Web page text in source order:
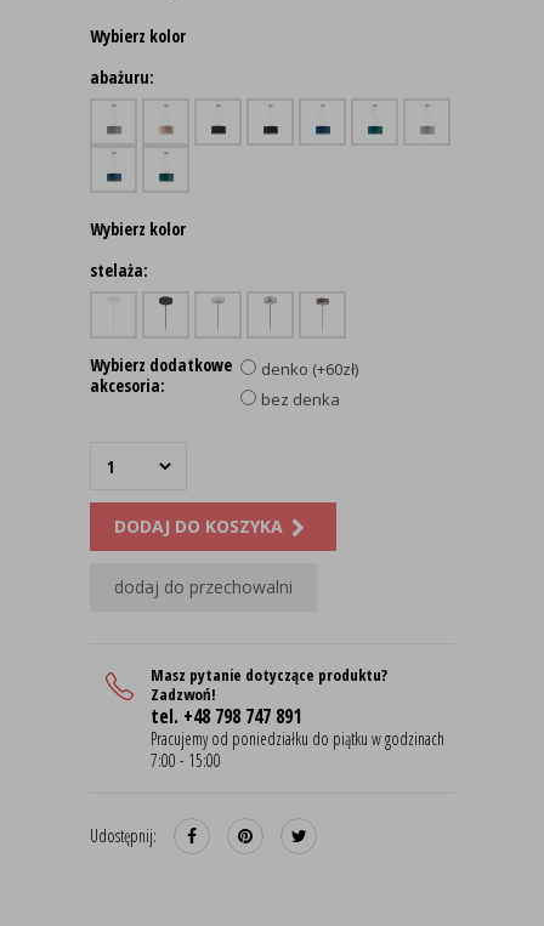
Wybierz kolor
abażuru:
Wybierz kolor
stelaża:
Wybierz dodatkowe
akcesoria:
denko (+60zł)
bez denka
DODAJ DO KOSZYKA
dodaj do przechowalni
Masz pytanie dotyczące produktu?
Zadzwoń!
tel. +48 798 747 891
Pracujemy od poniedziałku do piątku w godzinach
7:00 - 15:00
Udostępnij: